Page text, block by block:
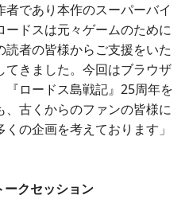
であり本作のスーパーバイ
ドスは元々ゲームのために
者の皆様からご支援をいた
きました。今回はブラウザ
ロードス島戦記』25周年を
古くからのファンの皆様に
の企画を考えております」
ークセッション